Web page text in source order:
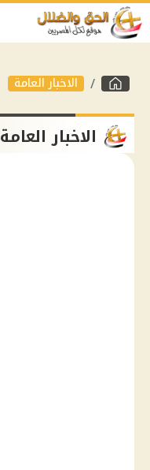
الاخبار العامة
الاخبار العامة